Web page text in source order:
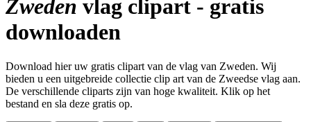
Zweden vlag clipart - gratis
downloaden
Download hier uw gratis clipart van de vlag van Zweden. Wij
bieden u een uitgebreide collectie clip art van de Zweedse vlag aan.
De verschillende cliparts zijn van hoge kwaliteit. Klik op het
bestand en sla deze gratis op.